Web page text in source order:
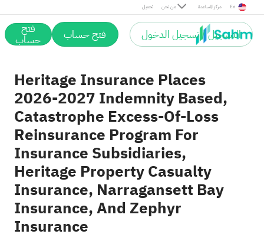
تحميل من نحن مركز المساعدة En
التسجيل / تسجيل الدخول فتح حساب فتح
حساب
Heritage Insurance Places
2026-2027 Indemnity Based,
Catastrophe Excess-Of-Loss
Reinsurance Program For
Insurance Subsidiaries,
Heritage Property Casualty
Insurance, Narragansett Bay
Insurance, And Zephyr
Insurance